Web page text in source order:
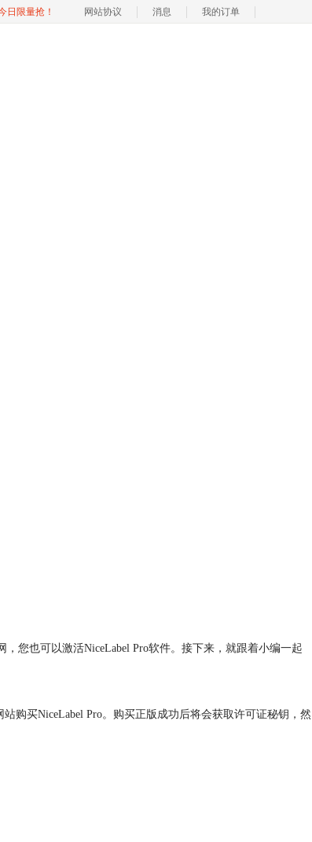
日限量抢！ 网站协议 消息 我的订单
您也可以激活NiceLabel Pro软件。接下来，就跟着小编一起
站购买NiceLabel Pro。购买正版成功后将会获取许可证秘钥，然